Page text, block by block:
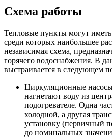
Схема работы
Тепловые пункты могут
среди которых наибольшее
независимая схема,
горячего водоснабжения. В
выстраивается в следующем
Циркуляционные
нагнетают воду из
подогревателе. Одна
холодной, а другая
установку (первичный
до номинальных